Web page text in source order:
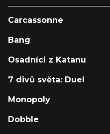
Carcassonne
Bang
Osadníci z Katanu
7 divů světa: Duel
Monopoly
Dobble